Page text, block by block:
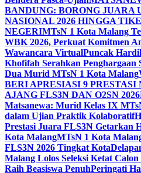
BANDUNG: BORONG JUARA
NASIONAL 2026 HINGGA
NEGERIMTsN 1 Kota Malang
WBK 2026, Perkuat Komitmen
Wawancara VirtualPuncak
Khofifah Serahkan Penghargaan
Dua Murid MTsN 1 Kota Malang
BERI APRESIASI 9
AJANG FLS3N DAN O2SN 2026
Matsanewa: Murid Kelas IX
dalam Ujian Praktik Kolaboratif
Prestasi Juara FLS3N Getarkan
Kota MalangMTsN 1 Kota
FLS3N 2026 Tingkat Kota
Malang Lolos Seleksi Ketat
Raih Beasiswa PenuhPeringati